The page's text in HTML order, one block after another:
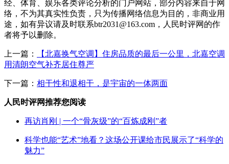
经、体育、娱乐各类评论分析的门户网站，部分内容来自于网
络，不为其真实性负责，只为传播网络信息为目的，非商业用
途，如有异议请及时联系btr2031@163.com，人民时评网的作
者将予以删除。
上一篇：
【北嘉换气空调】住房品质的最后一公里，北嘉空调
用清朗空气补齐居住尊严
下一篇： 相干性和退相干，是宇宙的一体两面
人民时评网推荐您阅读
再访肖刚 | 一个“骨灰级”的“百炼成刚”者
科学也能“艺术”地看？这场公开课给市民展示了“科学的
魅力”